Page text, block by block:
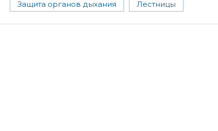
Защита органов дыхания Лестницы